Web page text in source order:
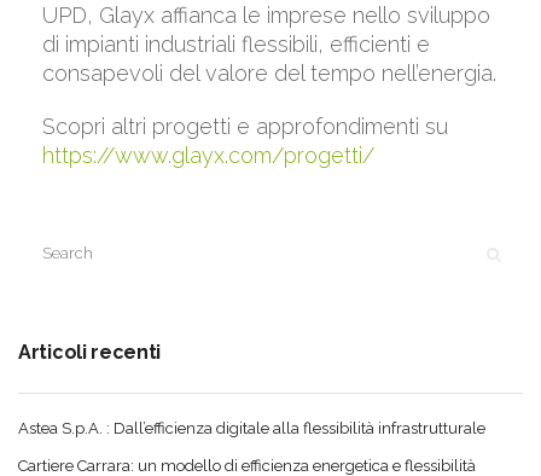
UPD, Glayx affianca le imprese nello sviluppo
di impianti industriali flessibili, efficienti e
consapevoli del valore del tempo nell’energia.
Scopri altri progetti e approfondimenti su
https://www.glayx.com/progetti/
Articoli recenti
Astea S.p.A. : Dall’efficienza digitale alla flessibilità infrastrutturale
Cartiere Carrara: un modello di efficienza energetica e flessibilità